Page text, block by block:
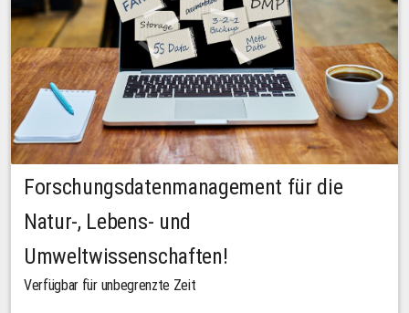
Forschungsdatenmanagement für die
Natur-, Lebens- und
Umweltwissenschaften!
Verfügbar für unbegrenzte Zeit